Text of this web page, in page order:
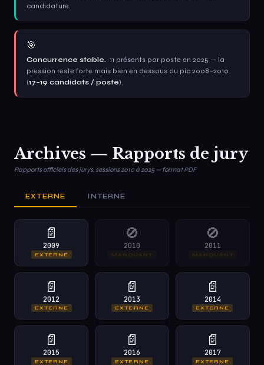
candidature.
🎯
Concurrence stable.~11 présents par poste en 2025 — la
pression reste forte mais bien en dessous du pic 2008–2010
(17–19 candidats / poste).
Archives — Rapports de jury
Rapports officiels des jurys, sessions 2010 à 2025 — format PDF
EXTERNE INTERNE
📄
2009
EXTERNE
🚫
2010
MANQUANT
🚫
2011
MANQUANT
📄
2012
EXTERNE
📄
2013
EXTERNE
📄
2014
EXTERNE
📄
2015
EXTERNE
📄
2016
EXTERNE
📄
2017
EXTERNE